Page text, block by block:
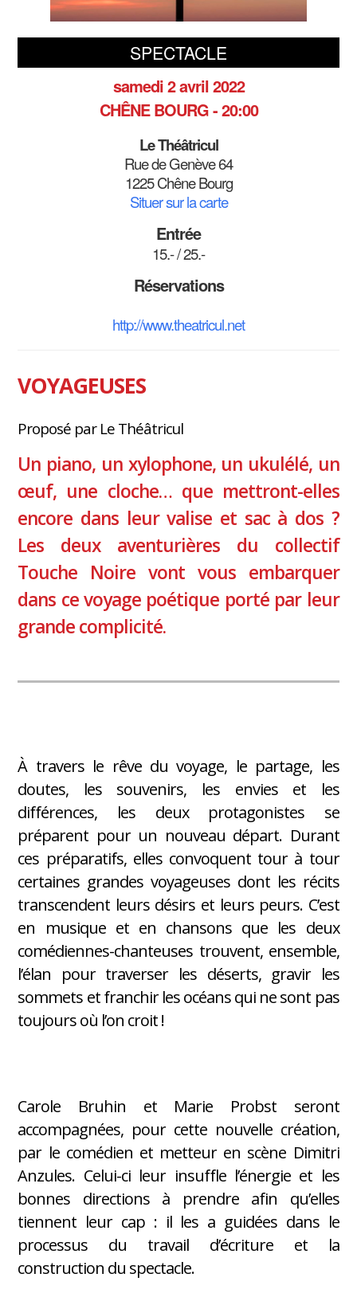
SPECTACLE
samedi 2 avril 2022
CHÊNE BOURG - 20:00
Le Théâtricul
Rue de Genève 64
1225 Chêne Bourg
Situer sur la carte
Entrée
15.- / 25.-
Réservations
http://www.theatricul.net
VOYAGEUSES
Proposé par Le Théâtricul
Un piano, un xylophone, un ukulélé, un
œuf, une cloche… que mettront-elles
encore dans leur valise et sac à dos ?
Les deux aventurières du collectif
Touche Noire vont vous embarquer
dans ce voyage poétique porté par leur
grande complicité.
À travers le rêve du voyage, le partage, les
doutes, les souvenirs, les envies et les
différences, les deux protagonistes se
préparent pour un nouveau départ. Durant
ces préparatifs, elles convoquent tour à tour
certaines grandes voyageuses dont les récits
transcendent leurs désirs et leurs peurs. C’est
en musique et en chansons que les deux
comédiennes-chanteuses trouvent, ensemble,
l’élan pour traverser les déserts, gravir les
sommets et franchir les océans qui ne sont pas
toujours où l’on croit !
Carole Bruhin et Marie Probst seront
accompagnées, pour cette nouvelle création,
par le comédien et metteur en scène Dimitri
Anzules. Celui-ci leur insuffle l’énergie et les
bonnes directions à prendre afin qu’elles
tiennent leur cap : il les a guidées dans le
processus du travail d’écriture et la
construction du spectacle.